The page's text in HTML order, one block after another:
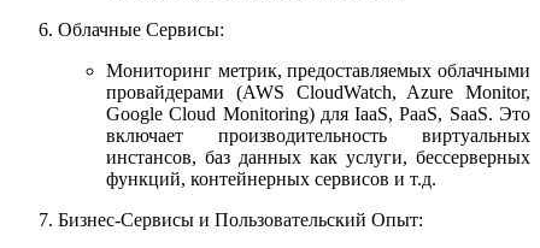
Облачные Сервисы:
Мониторинг метрик, предоставляемых облачными
провайдерами (AWS CloudWatch, Azure Monitor,
Google Cloud Monitoring) для IaaS, PaaS, SaaS. Это
включает производительность виртуальных
инстансов, баз данных как услуги, бессерверных
функций, контейнерных сервисов и т.д.
Бизнес-Сервисы и Пользовательский Опыт: